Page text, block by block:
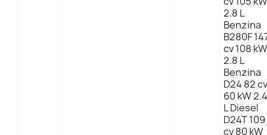
2.8 L
Benzina
B280F
cv 108 kW
2.8 L
Benzina
D24 82 cv
60 kW 2.4
L Diesel
D24T 109
cv 80 kW